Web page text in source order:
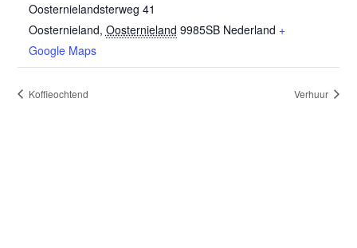
Oosternielandsterweg 41
Oosternieland, Oosternieland 9985SB Nederland +
Google Maps
Koffieochtend Verhuur